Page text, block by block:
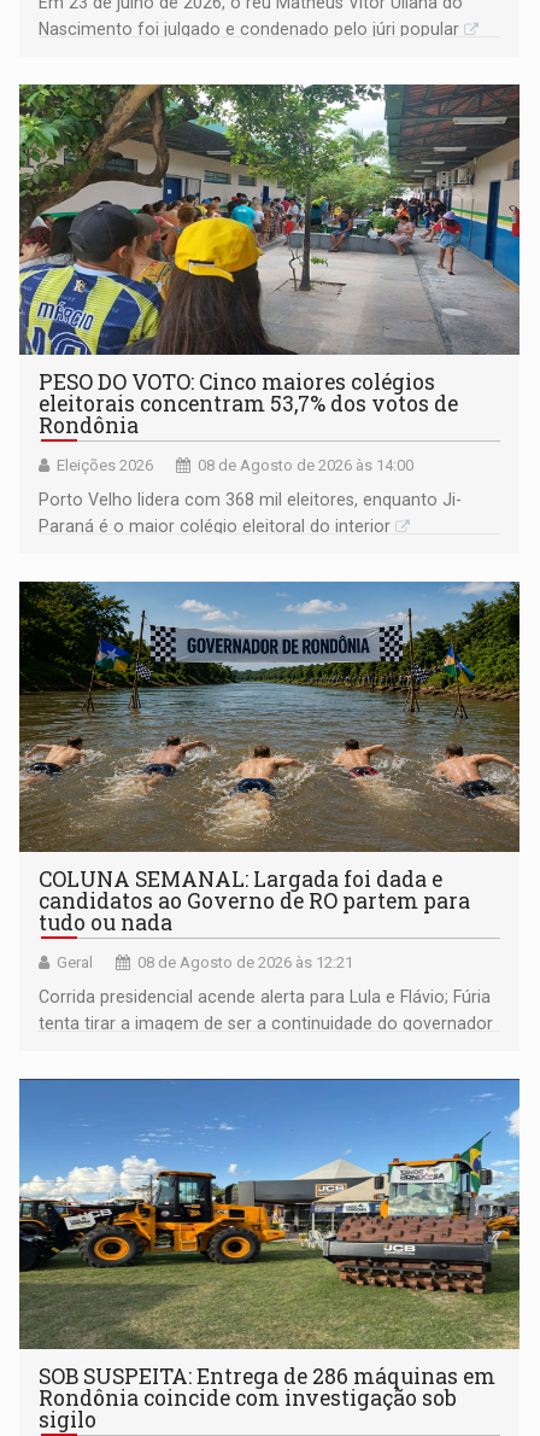
Nascimento foi julgado e condenado pelo júri popular
PESO DO VOTO: Cinco maiores colégios
eleitorais concentram 53,7% dos votos de
Rondônia
Eleições 2026 08 de Agosto de 2026 às 14:00
Porto Velho lidera com 368 mil eleitores, enquanto Ji-
Paraná é o maior colégio eleitoral do interior
COLUNA SEMANAL: Largada foi dada e
candidatos ao Governo de RO partem para
tudo ou nada
Geral 08 de Agosto de 2026 às 12:21
Corrida presidencial acende alerta para Lula e Flávio; Fúria
tenta tirar a imagem de ser a continuidade do governador
não ter entrado no modo eleição; ABAV faz evento em
SOB SUSPEITA: Entrega de 286 máquinas em
Rondônia coincide com investigação sob
sigilo